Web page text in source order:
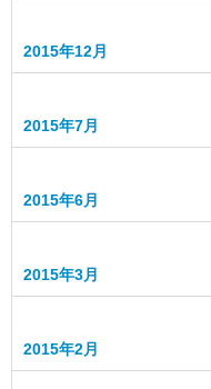
2015年12月
2015年7月
2015年6月
2015年3月
2015年2月